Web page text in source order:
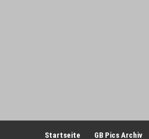
Startseite GB Pics Archiv